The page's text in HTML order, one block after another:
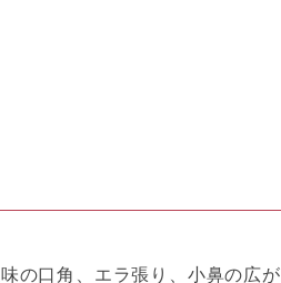
の口角、エラ張り、小鼻の広が